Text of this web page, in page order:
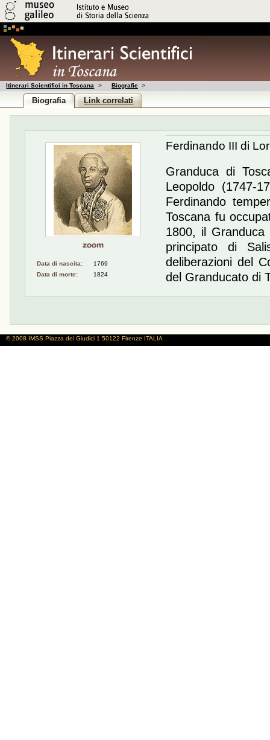
Itinerari Scientifici in Toscana > Biografie >
Biografia Link correlati
Data di nascita:
1769
Data di morte:
1824
Ferdinando III di
Granduca di
Leopoldo (1747-
Ferdinando
Toscana fu
1800, il
principato di
deliberazioni del
del Granducato di
© 2008 IMSS Piazza dei Giudici 1 50122 Firenze ITALIA